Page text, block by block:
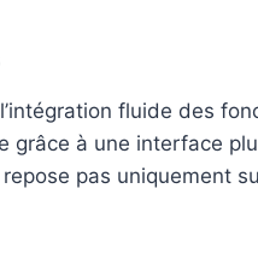
fluide des
à une interface
pas uniquement